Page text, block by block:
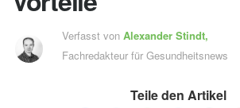
Verfasst von Alexander Stindt,
Fachredakteur für Gesundheitsnews
Teile den Artikel